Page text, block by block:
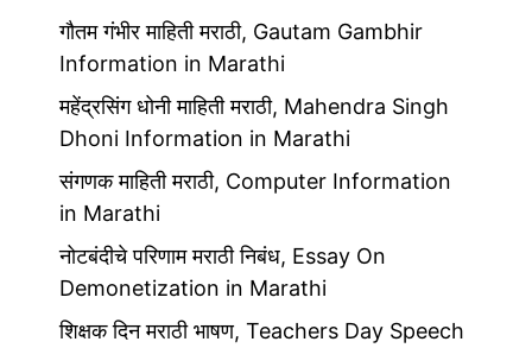
गौतम गंभीर माहिती मराठी, Gautam Gambhir
Information in Marathi
महेंद्रसिंग धोनी माहिती मराठी, Mahendra Singh
Dhoni Information in Marathi
संगणक माहिती मराठी, Computer Information
in Marathi
नोटबंदीचे परिणाम मराठी निबंध, Essay On
Demonetization in Marathi
शिक्षक दिन मराठी भाषण, Teachers Day Speech